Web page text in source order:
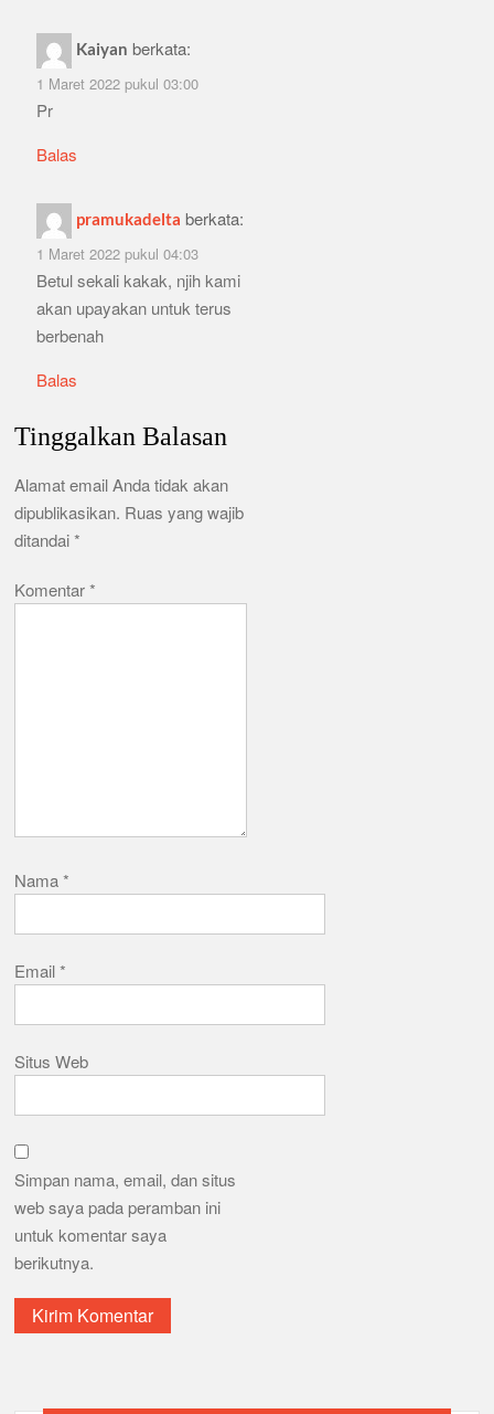
Kaiyan berkata:
1 Maret 2022 pukul 03:00
Pr
Balas
pramukadelta berkata:
1 Maret 2022 pukul 04:03
Betul sekali kakak, njih kami
akan upayakan untuk terus
berbenah
Balas
Tinggalkan Balasan
Alamat email Anda tidak akan
dipublikasikan. Ruas yang wajib
ditandai*
Komentar*
Nama*
Email*
Situs Web
Simpan nama, email, dan situs
web saya pada peramban ini
untuk komentar saya
berikutnya.